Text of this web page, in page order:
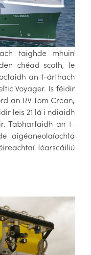
taighde mhuirí
chéad scoth, le
an t-árthach
Voyager. Is féidir
an RV Tom Crean,
leis 21 lá i ndiaidh
Tabharfaidh an t-
aigéaneolaíochta
léarscáiliú